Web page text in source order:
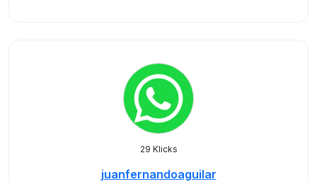
29 Klicks
juanfernandoaguilar